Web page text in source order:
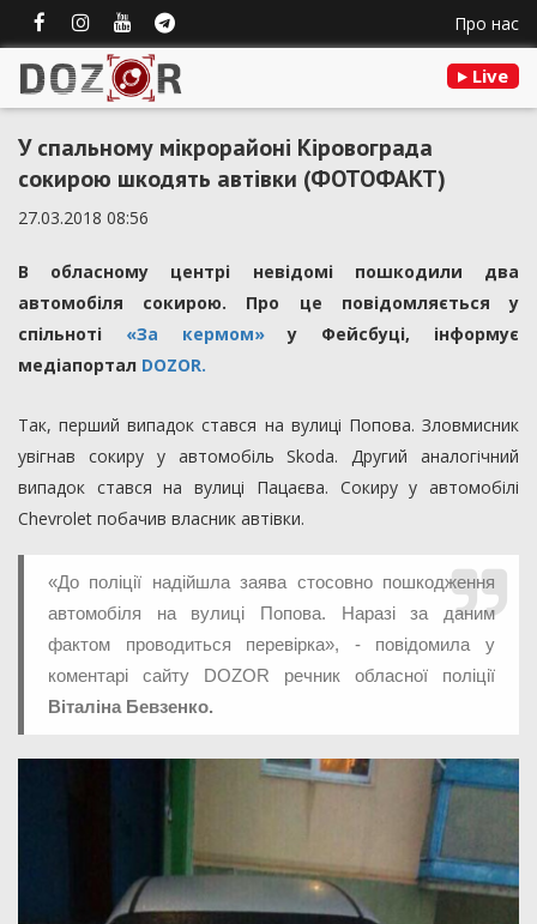
Про нас
Live
У спальному мікрорайоні Кіровограда
сокирою шкодять автівки (ФОТОФАКТ)
27.03.2018 08:56
В обласному центрі невідомі пошкодили два
автомобіля сокирою. Про це повідомляється у
спільноті «За кермом»у Фейсбуці, інформує
медіапортал DOZOR.
Так, перший випадок стався на вулиці Попова. Зловмисник
увігнав сокиру у автомобіль Skoda. Другий аналогічний
випадок стався на вулиці Пацаєва. Сокиру у автомобілі
Chevrolet побачив власник автівки.
«До поліції надійшла заява стосовно пошкодження
автомобіля на вулиці Попова. Наразі за даним
фактом проводиться перевірка», - повідомила у
коментарі сайту DOZOR речник обласної поліції
Віталіна Бевзенко.